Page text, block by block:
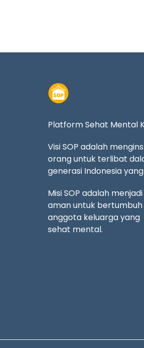
Platform Sehat Mental
Visi SOP adalah
orang untuk terlibat
generasi Indonesia
Misi SOP adalah
aman untuk
anggota keluarga yang
sehat mental.